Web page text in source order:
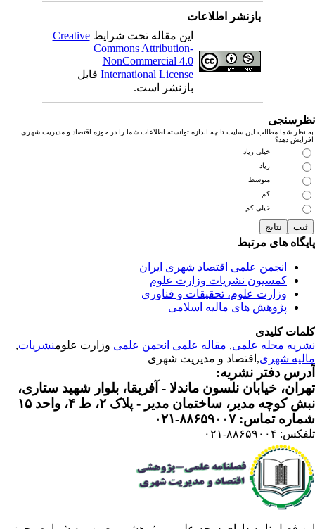
بازنشر اطلاعات
این مقاله تحت شرایطCreative
Commons Attribution-
NonCommercial 4.0
International Licenseقابل
بازنشر است.
نظر شما مطالب این سایت تا چه اندازه توانسته اطلاعات شما را در حوزه اقتصاد و مدیریت شهری
دهد؟
خیلی زیاد
زیاد
متوسط
خیلی کم
های مرتبط
انجمن علمی اقتصاد شهری ایران
کمسیون نشریات وزارت علوم
وزارت علوم، تحقیقات و فناوری
پژوهش های مالیه اسلامی
کلیدی
مجله علمی, مقاله علمی انجمن علمیوزارت علومنشریات,
شهری ,اقتصاد و مدیریت شهری
دفتر نشریه:
خیابان نلسون ماندلا - آفریقا، بلوار شهید ستاری،
کوچه مدیر، ساختمان مدیر - پلاک ۲، ط ۴، واحد ۱۵
تماس: ۸۸۶۵۹۰۰۷-۰۲۱
۸۸۶۵۹۰۰۴-۰۲۱